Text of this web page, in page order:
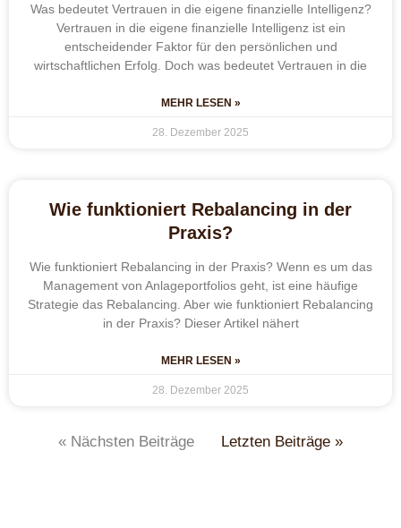
Was bedeutet Vertrauen in die eigene finanzielle Intelligenz?
Vertrauen in die eigene finanzielle Intelligenz ist ein
entscheidender Faktor für den persönlichen und
wirtschaftlichen Erfolg. Doch was bedeutet Vertrauen in die
MEHR LESEN »
28. Dezember 2025
Wie funktioniert Rebalancing in der
Praxis?
Wie funktioniert Rebalancing in der Praxis? Wenn es um das
Management von Anlageportfolios geht, ist eine häufige
Strategie das Rebalancing. Aber wie funktioniert Rebalancing
in der Praxis? Dieser Artikel nähert
MEHR LESEN »
28. Dezember 2025
« Nächsten Beiträge Letzten Beiträge »